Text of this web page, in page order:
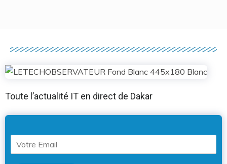
Toute l’actualité IT en direct de Dakar